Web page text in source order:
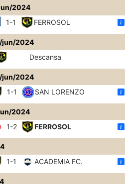
2024
1-1 FERROSOL
jun/2024
Descansa
jun/2024
1-1 SAN LORENZO
2024
1-2 FERROSOL
1-1 ACADEMIA FC.